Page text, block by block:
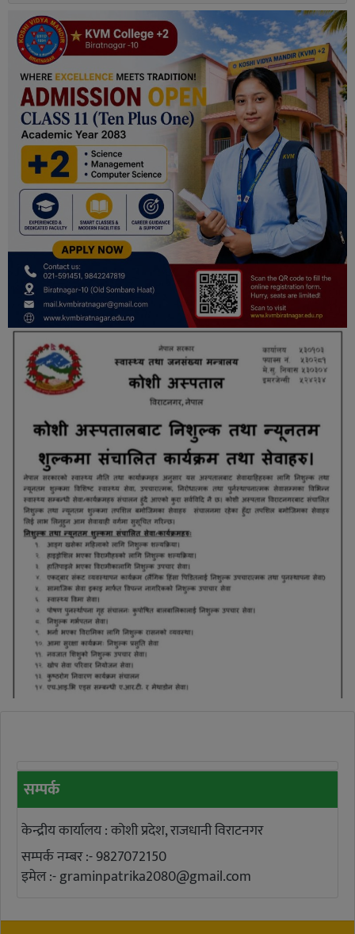
सम्पर्क
केन्द्रीय कार्यालय : कोशी प्रदेश, राजधानी विराटनगर
सम्पर्क नम्बर :- 9827072150
इमेल :-graminpatrika2080@gmail.com